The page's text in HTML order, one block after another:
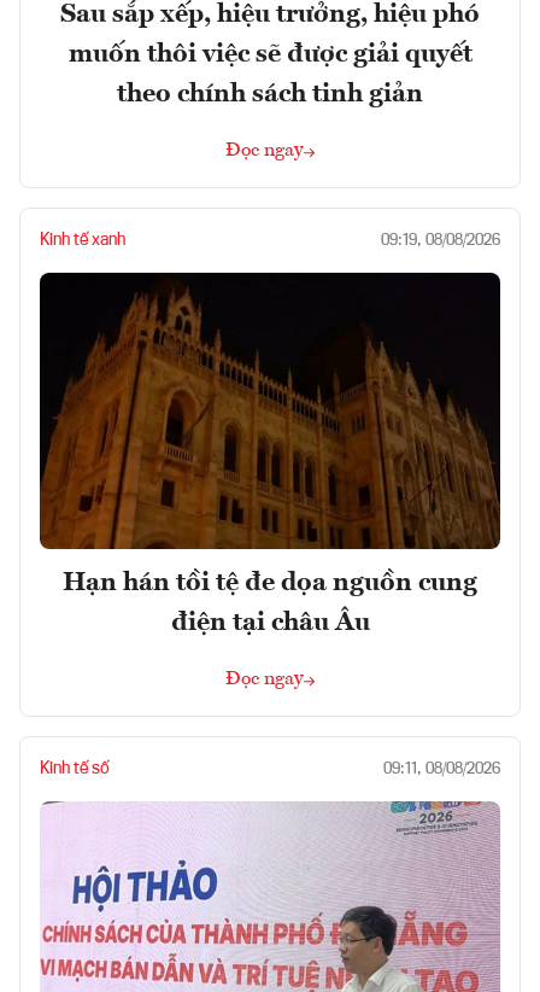
Sau sắp xếp, hiệu trưởng, hiệu phó
muốn thôi việc sẽ được giải quyết
theo chính sách tinh giản
Đọc ngay
Kinh tế xanh 09:19, 08/08/2026
Hạn hán tồi tệ đe dọa nguồn cung
điện tại châu Âu
Đọc ngay
Kinh tế số 09:11, 08/08/2026